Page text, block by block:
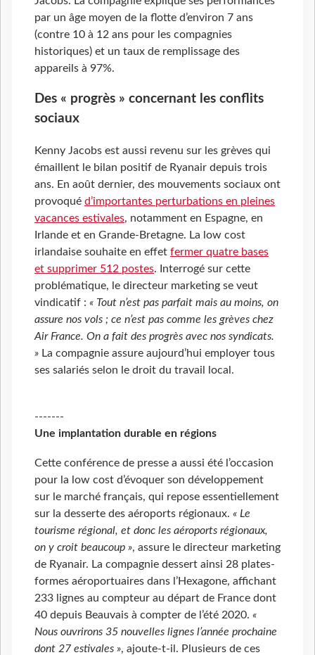
par un âge moyen de la flotte d’environ 7 ans
(contre 10 à 12 ans pour les compagnies
historiques) et un taux de remplissage des
appareils à 97%.
Des « progrès » concernant les conflits
sociaux
Kenny Jacobs est aussi revenu sur les grèves qui
émaillent le bilan positif de Ryanair depuis trois
ans. En août dernier, des mouvements sociaux ont
provoqué d’importantes perturbations en pleines
vacances estivales, notamment en Espagne, en
Irlande et en Grande-Bretagne. La low cost
irlandaise souhaite en effet fermer quatre bases
et supprimer 512 postes. Interrogé sur cette
problématique, le directeur marketing se veut
vindicatif : « Tout n’est pas parfait mais au moins, on
assure nos vols ; ce n’est pas comme les grèves chez
Air France. On a fait des progrès avec nos syndicats.
» La compagnie assure aujourd’hui employer tous
ses salariés selon le droit du travail local.
-------
Une implantation durable en régions
Cette conférence de presse a aussi été l’occasion
pour la low cost d’évoquer son développement
sur le marché français, qui repose essentiellement
sur la desserte des aéroports régionaux. « Le
tourisme régional, et donc les aéroports régionaux,
on y croit beaucoup », assure le directeur marketing
de Ryanair. La compagnie dessert ainsi 28 plates-
formes aéroportuaires dans l’Hexagone, affichant
233 lignes au compteur au départ de France dont
40 depuis Beauvais à compter de l’été 2020. «
Nous ouvrirons 35 nouvelles lignes l’année prochaine
dont 27 estivales », ajoute-t-il. Plusieurs de ces